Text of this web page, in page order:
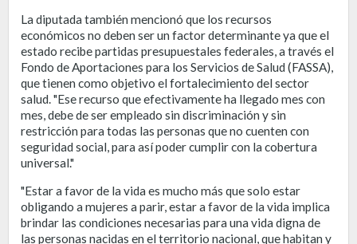
La diputada también mencionó que los recursos
económicos no deben ser un factor determinante ya que el
estado recibe partidas presupuestales federales, a través el
Fondo de Aportaciones para los Servicios de Salud (FASSA),
que tienen como objetivo el fortalecimiento del sector
salud. "Ese recurso que efectivamente ha llegado mes con
mes, debe de ser empleado sin discriminación y sin
restricción para todas las personas que no cuenten con
seguridad social, para así poder cumplir con la cobertura
universal."
"Estar a favor de la vida es mucho más que solo estar
obligando a mujeres a parir, estar a favor de la vida implica
brindar las condiciones necesarias para una vida digna de
las personas nacidas en el territorio nacional, que habitan y